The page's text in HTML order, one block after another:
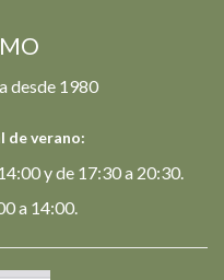
desde 1980
de verano:
y de 17:30 a 20:30.
a 14:00.